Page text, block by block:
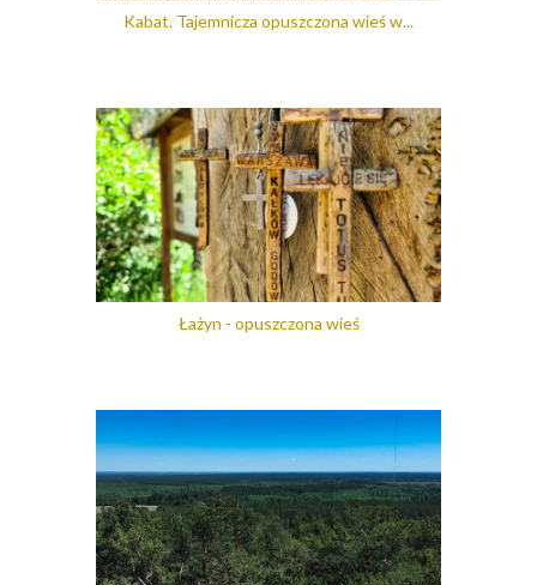
Kabat. Tajemnicza opuszczona wieś w...
Łażyn - opuszczona wieś